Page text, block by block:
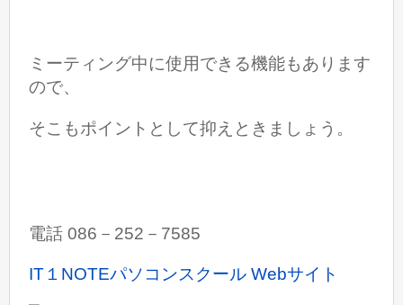
ミーティング中に使用できる機能もあります
ので、
そこもポイントとして抑えときましょう。
電話 086－252－7585
IT１NOTEパソコンスクール Webサイト